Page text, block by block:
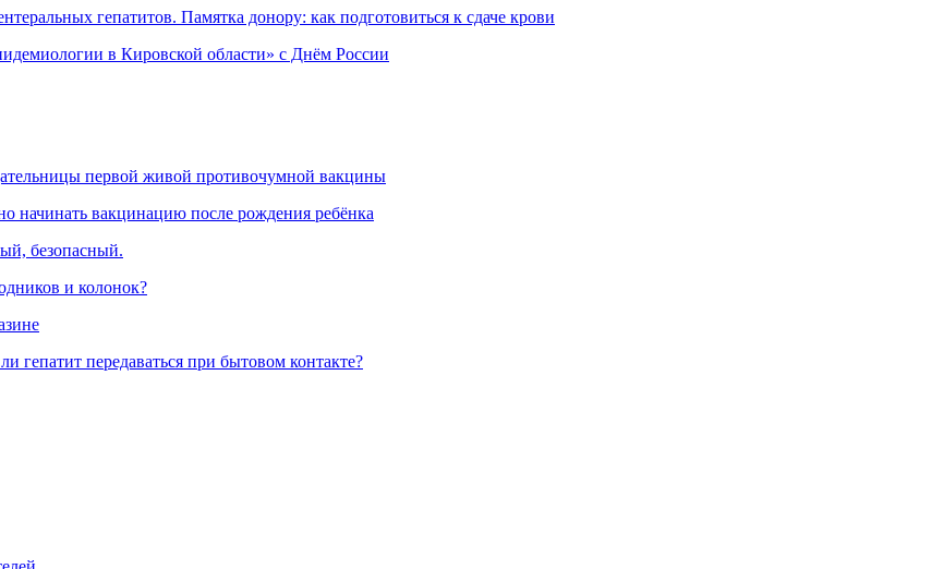
гепатитов. Памятка донору: как подготовиться к сдаче крови
в Кировской области» с Днём России
первой живой противочумной вакцины
начинать вакцинацию после рождения ребёнка
безопасный.
и колонок?
передаваться при бытовом контакте?